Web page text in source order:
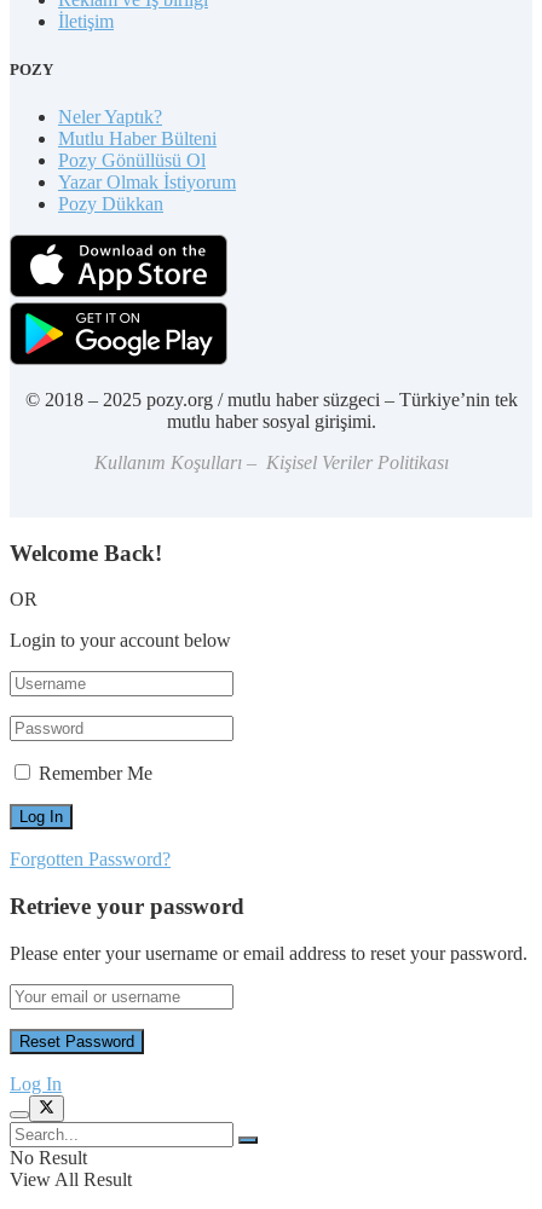
İletişim
POZY
Neler Yaptık?
Mutlu Haber Bülteni
Pozy Gönüllüsü Ol
Yazar Olmak İstiyorum
Pozy Dükkan
© 2018 – 2025 pozy.org / mutlu haber süzgeci – Türkiye’nin tek
mutlu haber sosyal girişimi.
Kullanım Koşulları – Kişisel Veriler Politikası
Welcome Back!
OR
Login to your account below
Remember Me
Forgotten Password?
Retrieve your password
Please enter your username or email address to reset your password.
Log In
No Result
View All Result